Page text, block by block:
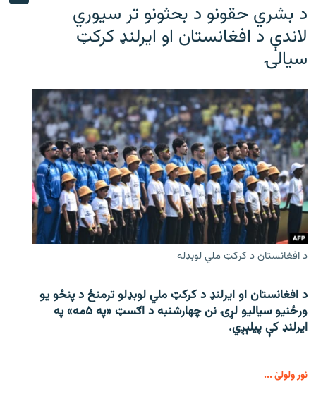
د بشري حقونو د بحثونو تر سیوري
لاندې د افغانستان او ایرلنډ کرکټ
سیالۍ
د افغانستان د کرکټ ملي لوبډله
د افغانستان او ایرلنډ د کرکټ ملي لوبډلو ترمنځ د پنځو یو
ورځنیو سیالیو لړۍ نن چهارشنبه د اګسټ «په ۵مه» په
ایرلنډ کې پیلېږي.
نور ولولئ ...